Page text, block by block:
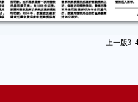
上一版3 4